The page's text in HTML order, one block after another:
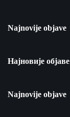
Najnovije objave
Најновије објаве
Najnovije objave